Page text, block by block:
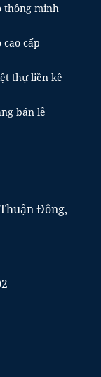
Đông,
thông minh
cao cấp
thự liền kề
bán lẻ